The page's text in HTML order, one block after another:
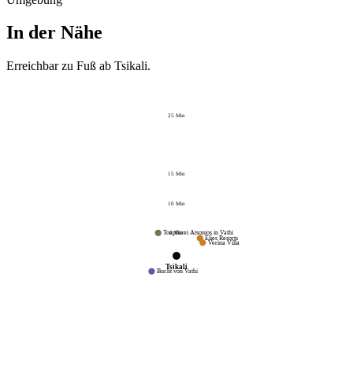
In der Nähe
Erreichbar zu Fuß ab Tsikali.
5Min
10Min
15Min
25Min
Tsikali
Toepferei Atsonios in Vathi
Verina Villa
Bucht von Vathi
Elies Resorts